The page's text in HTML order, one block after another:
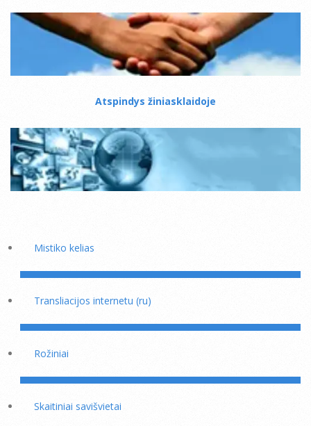
Atspindys žiniasklaidoje
Mistiko kelias
Transliacijos internetu (ru)
Rožiniai
Skaitiniai savišvietai